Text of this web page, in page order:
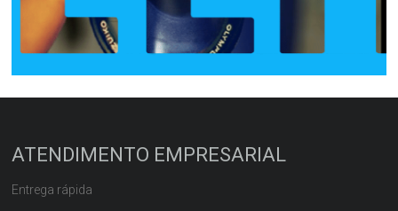
ATENDIMENTO EMPRESARIAL
Entrega rápida